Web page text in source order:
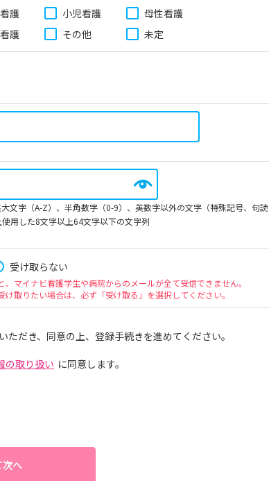
護 小児看護
母性看護
護 その他 未定
文字（A-Z）、半角数字（0-9）、英数字以外の文字（特殊記号、句読
用した8文字以上64文字以下の文字列
受け取らない
マイナビ看護学生や病院からのメールが全て受信できません。
取りたい場合は、必ず「受け取る」を選択してください。
だき、同意の上、登録手続きを進めてください。
の取り扱い に同意します。
次へ